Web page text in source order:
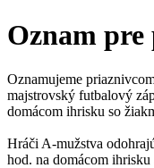
Oznam
Oznamujeme
majstrovský futbalový
domácom ihrisku so
Hráči A-mužstva
hod. na domácom